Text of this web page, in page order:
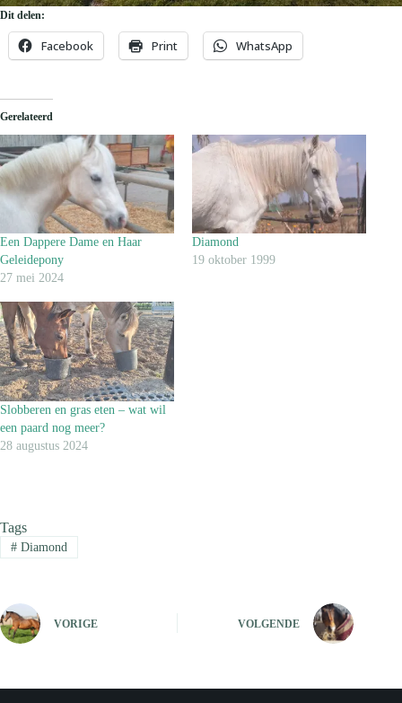
Dit delen:
Facebook Print WhatsApp
Gerelateerd
Een Dappere Dame en Haar
Geleidepony
27 mei 2024
Diamond
19 oktober 1999
Slobberen en gras eten – wat wil
een paard nog meer?
28 augustus 2024
Tags
#Diamond
VORIGE VOLGENDE